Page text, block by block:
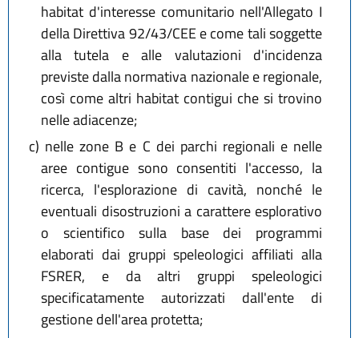
habitat d'interesse comunitario nell'Allegato I
della Direttiva 92/43/CEE e come tali soggette
alla tutela e alle valutazioni d'incidenza
previste dalla normativa nazionale e regionale,
così come altri habitat contigui che si trovino
nelle adiacenze;
c) nelle zone B e C dei parchi regionali e nelle
aree contigue sono consentiti l'accesso, la
ricerca, l'esplorazione di cavità, nonché le
eventuali disostruzioni a carattere esplorativo
o scientifico sulla base dei programmi
elaborati dai gruppi speleologici affiliati alla
FSRER, e da altri gruppi speleologici
specificatamente autorizzati dall'ente di
gestione dell'area protetta;